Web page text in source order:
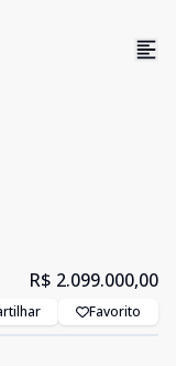
R$ 2.099.000,00
Favorito